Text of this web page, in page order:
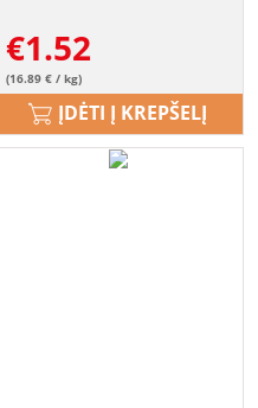
€1.52
(16.89 € / kg)
ĮDĖTI Į KREPŠELĮ